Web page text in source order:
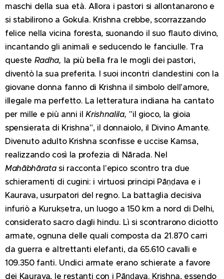
maschi della sua età. Allora i pastori si allontanarono e
si stabilirono a Gokula. Krishna crebbe, scorrazzando
felice nella vicina foresta, suonando il suo flauto divino,
incantando gli animali e seducendo le fanciulle. Tra
queste Radha, la più bella fra le mogli dei pastori,
diventò la sua preferita. I suoi incontri clandestini con la
giovane donna fanno di Krishna il simbolo dell'amore,
illegale ma perfetto. La letteratura indiana ha cantato
per mille e più anni ilKrishnalila, "il gioco, la gioia
spensierata di Krishna", il donnaiolo, il Divino Amante.
Divenuto adulto Krishna sconfisse e uccise Kamsa,
realizzando così la profezia di Nārada. Nel
Mahābhāratasi racconta l'epico scontro tra due
schieramenti di cugini: i virtuosi principi Pāṇḍava e i
Kaurava, usurpatori del regno. La battaglia decisiva
infuriò a Kurukṣetra, un luogo a 150 km a nord di Delhi,
considerato sacro dagli hindu. Lì si scontrarono diciotto
armate, ognuna delle quali composta da 21.870 carri
da guerra e altrettanti elefanti, da 65.610 cavalli e
109.350 fanti. Undici armate erano schierate a favore
dei Kaurava, le restanti con i Pāṇḍava. Krishna, essendo